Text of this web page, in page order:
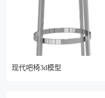
现代吧椅3d模型